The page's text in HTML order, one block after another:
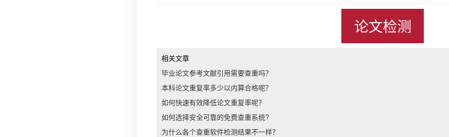
论文检测
相关文章
毕业论文参考文献引用需要查重吗？
本科论文重复率多少以内算合格呢？
如何快速有效降低论文重复率呢？
如何选择安全可靠的免费查重系统?
为什么各个查重软件检测结果不一样？